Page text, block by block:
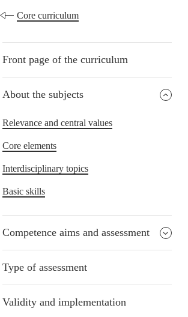
Core curriculum
Front page of the curriculum
About the subjects
Relevance and central values
Core elements
Interdisciplinary topics
Basic skills
Competence aims and assessment
Type of assessment
Validity and implementation